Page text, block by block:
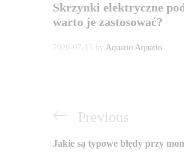
Skrzynki elektryczne
warto je zastosować?
2026-07-13 by Aquatio Aquatio
Nawigacja
wpisu
Previous
Post
Previous
Jakie są typowe błędy przy